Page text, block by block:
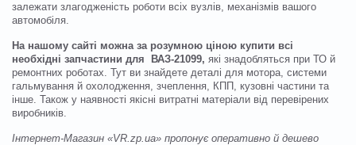
залежати злагодженість роботи всіх вузлів, механізмів вашого
автомобіля.
На нашому сайті можна за розумною ціною купити всі
необхідні запчастини для ВАЗ-21099, які знадобляться при ТО й
ремонтних роботах. Тут ви знайдете деталі для мотора, системи
гальмування й охолодження, зчеплення, КПП, кузовні частини та
інше. Також у наявності якісні витратні матеріали від перевірених
виробників.
Інтернет-Магазин «VR.zp.ua» пропонує оперативно й дешево